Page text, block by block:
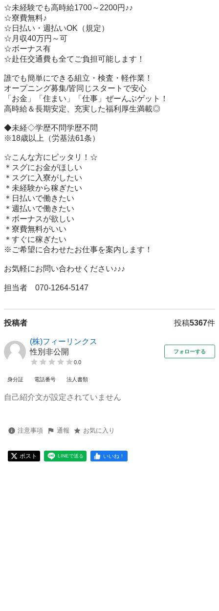
☆未経験でも高時給1700～2200円♪♪
☆寮費無料♪
☆日払い・週払いOK（規定）
☆月収40万円～可
☆ボーナス有
☆赴任交通費も全てご負担可能します！
誰でも簡単にできる組立・検査・軽作業！
オープニング募集/皆同じスタートで安心
「お金」「住まい」「仕事」ぜーんぶゲット！
高時給＆長期安定、充実した福利厚生満載◎
◆未経◇学歴不問学歴不問
※18歳以上（労基法61条）
☆こんな方にピッタリ！☆
＊スグにお金がほしい
＊スグに入寮がしたい
＊未経験から稼ぎたい
＊日払いで働きたい
＊週払いで働きたい
＊ボーナスが欲しい
＊寮費無料がいい
＊すぐに稼ぎたい
※ご希望に合わせたお仕事を案内します！
お気軽にお問い合わせください♪♪♪
担当者　070‐1264-5147
投稿者 投稿5367件
(株)フィーリンクス
性別非公開
0.0
フォローする
身分証 電話番号 法人書類
自己紹介文が設定されていません
注意事項 通報 お気に入り
ポスト LINEで送る いいね！